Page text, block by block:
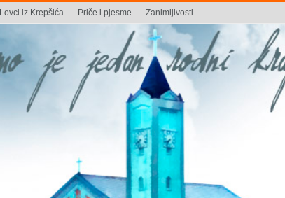
Lovci iz Krepšića Priče i pjesme Zanimljivosti